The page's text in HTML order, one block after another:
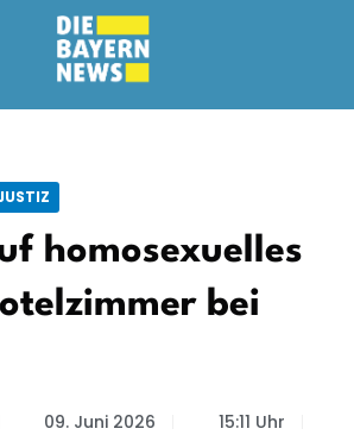
homosexuelles
bei
09. Juni 2026 15:11 Uhr